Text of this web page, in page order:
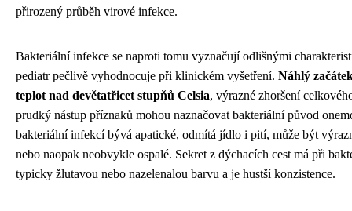
přirozený průběh virové infekce.
Bakteriální infekce se naproti tomu vyznačují odlišnými
pediatr pečlivě vyhodnocuje při klinickém vyšetření. Náhlý
teplot nad devětatřicet stupňů Celsia, výrazné zhoršení
prudký nástup příznaků mohou naznačovat bakteriální původ
bakteriální infekcí bývá apatické, odmítá jídlo i pití, může být
nebo naopak neobvykle ospalé. Sekret z dýchacích cest má při
typicky žlutavou nebo nazelenalou barvu a je hustší konzistence.